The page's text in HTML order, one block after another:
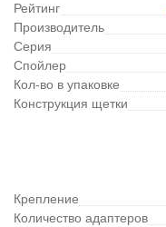
Рейтинг
Производитель
Серия
Спойлер
Кол-во в упаковке
Конструкция щетки
Крепление
Количество адаптеров